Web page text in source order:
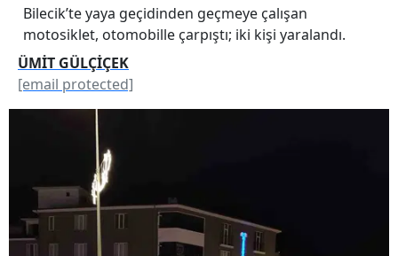
Bilecik’te yaya geçidinden geçmeye çalışan
motosiklet, otomobille çarpıştı; iki kişi yaralandı.
ÜMİT GÜLÇİÇEK
[email protected]